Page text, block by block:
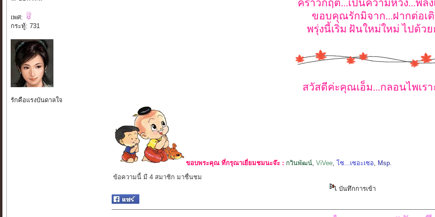
เพศ:
กระทู้: 731
รักคือแรงบันดาลใจ
คราวิกฤติ...เป็นความหวัง...พลัง
ขอบคุณรักมิจาก...ฝากต่อเ
พรุ่งนี้เริ่ม ฝันใหม่ใหม่ ไปด้ว
สวัสดีค่ะคุณเอ็ม...กลอนไพเรา
ขอบพระคุณ ที่กรุณาเยี่ยมชมนะจ๊ะ : กวินพัฒน์,ViVee,โซ...เซอะเซอ, Msp.
ข้อความนี้ มี 4 สมาชิก มาชื่นชม
บันทึกการเข้า